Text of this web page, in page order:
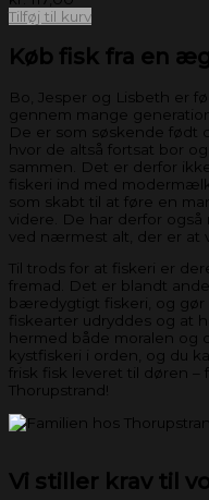
Tilføj til kurv
Køb fisk fra en
Bo, Jesper og Lisbeth er
gennem mange
De er som søskende født
hvor de altså fortsat bor
sammen. Det er derfor
fiskeri ind med
som skabt til at føre en
videre. De har derfor
ved nærmest alt, der er at
Til trods for at fiskeri er
fremad. Det er blandt
bæredygtigt fiskeri, og gør
fiskearter udryddes og at
hermed både moralen og
kystfiskeri i orden, og du
frisk fisk leveret til døren
Thorupstrand!
Vi stiller krav til